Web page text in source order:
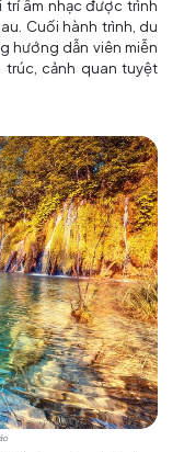
âm nhạc được trình
Cuối hành trình, du
hướng dẫn viên miễn
​​trúc, cảnh quan tuyệt